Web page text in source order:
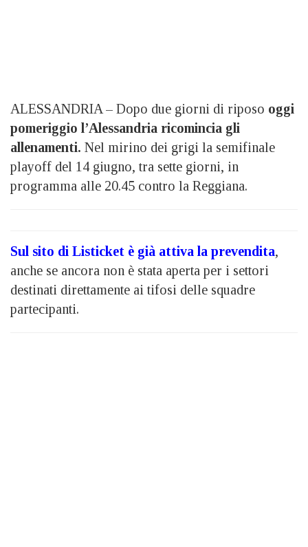
ALESSANDRIA – Dopo due giorni di riposo oggi
pomeriggio l’Alessandria ricomincia gli
allenamenti. Nel mirino dei grigi la semifinale
playoff del 14 giugno, tra sette giorni, in
programma alle 20.45 contro la Reggiana.
Sul sito di Listicket è già attiva la prevendita,
anche se ancora non è stata aperta per i settori
destinati direttamente ai tifosi delle squadre
partecipanti.